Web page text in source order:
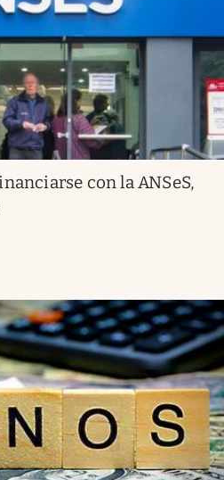
con la ANSeS,